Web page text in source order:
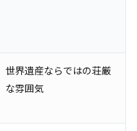
世界遺産ならではの荘厳
な雰囲気